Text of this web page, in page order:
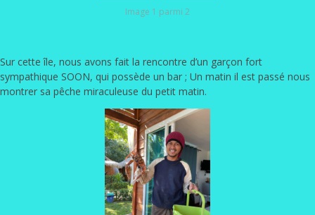
Image 1 parmi 2
Sur cette île, nous avons fait la rencontre d’un garçon fort
sympathique SOON, qui possède un bar ; Un matin il est passé nous
montrer sa pêche miraculeuse du petit matin.